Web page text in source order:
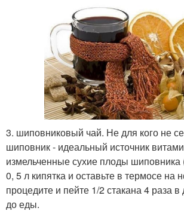
3. шиповниковый чай. Не для кого не
шиповник - идеальный источник
измельченные сухие плоды шиповника
0, 5 л кипятка и оставьте в термосе на
процедите и пейте 1/2 стакана 4 раза
до еды.